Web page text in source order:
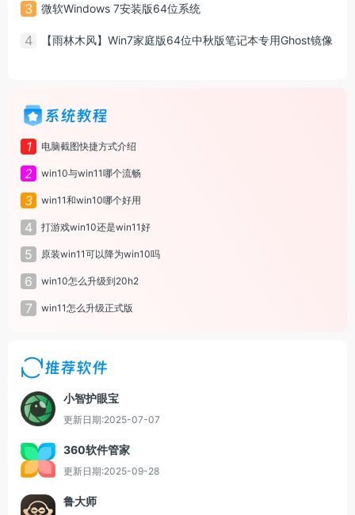
3 微软Windows 7安装版64位系统
4 【雨林木风】Win7家庭版64位中秋版笔记本专用Ghost镜像
系统教程
1 电脑截图快捷方式介绍
2 win10与win11哪个流畅
3 win11和win10哪个好用
4 打游戏win10还是win11好
5 原装win11可以降为win10吗
6 win10怎么升级到20h2
7 win11怎么升级正式版
推荐软件
小智护眼宝
更新日期:2025-07-07
360软件管家
更新日期:2025-09-28
鲁大师